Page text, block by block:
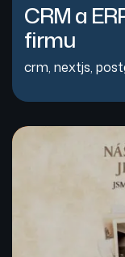
CRM a
firmu
crm, nextjs,